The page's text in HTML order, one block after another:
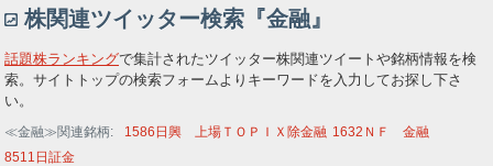
イ
ー
ト
ェ
ア
ッ
ク
マ
株関連ツイッター検索『金融』
話題株ランキングで集計されたツイッター株関連ツイートや銘柄情報を検
索。サイトトップの検索フォームよりキーワードを入力してお探し下さ
い。
≪金融≫関連銘柄 1586 日興 上場ＴＯＰＩＸ除金融 1632 ＮＦ 金融
8511 日証金